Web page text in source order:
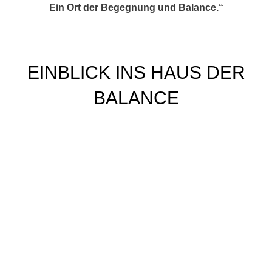
Ein Ort der Begegnung und Balance.“
EINBLICK INS HAUS DER
BALANCE